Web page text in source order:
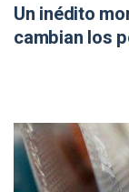
Un inédito
cambian los